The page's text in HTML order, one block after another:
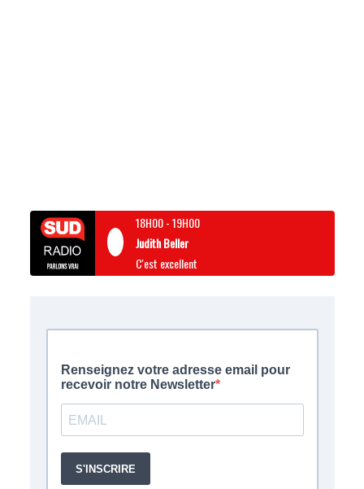
18H00-19H00
Judith Beller
C'est excellent